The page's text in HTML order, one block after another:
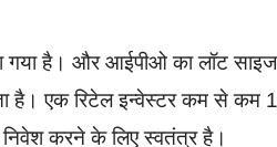
गया है। और आईपीओ का लॉट
है। एक रिटेल इन्वेस्टर कम से
करने के लिए स्वतंत्र है।